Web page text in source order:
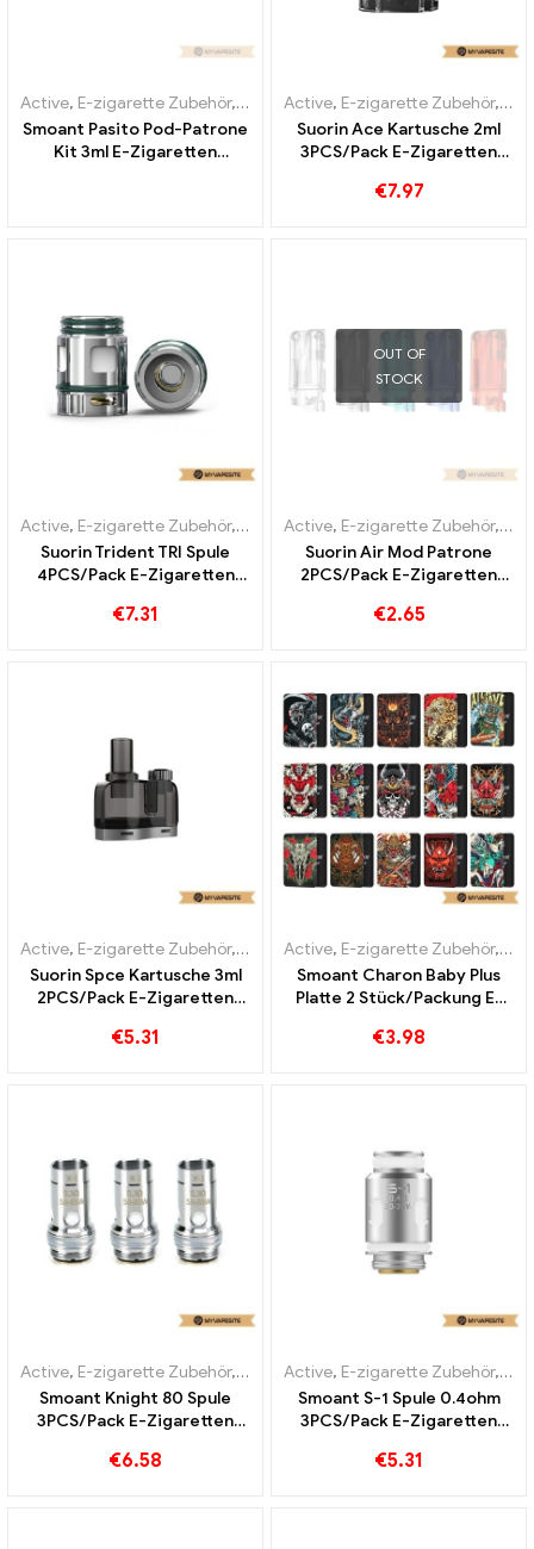
Active, E-zigarette Zubehör, Verdampfer
Smoant Pasito Pod-Patrone
Kit 3ml E-Zigaretten
Active, E-zigarette Zubehör,
Suorin Ace Kartusche 2ml
3PCS/Pack E-Zigaretten
€7.97
Active, E-zigarette Zubehör, Verdampfer
Suorin Trident TRI Spule
4PCS/Pack E-Zigaretten
€7.31
OUT OF
STOCK
Active, E-zigarette Zubehör,
Suorin Air Mod Patrone
2PCS/Pack E-Zigaretten
€2.65
Active, E-zigarette Zubehör, Verdampfer
Suorin Spce Kartusche 3ml
2PCS/Pack E-Zigaretten
€5.31
Active, E-zigarette Zubehör,
Smoant Charon Baby Plus
Platte 2 Stück/Packung E-
Custom
€3.98
Active, E-zigarette Zubehör, Verdampfer
Smoant Knight 80 Spule
3PCS/Pack E-Zigaretten
€6.58
Active, E-zigarette Zubehör,
Smoant S-1 Spule 0.4ohm
3PCS/Pack E-Zigaretten
€5.31